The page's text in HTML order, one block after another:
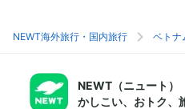
NEWT海外旅行・国内旅行 ベトナ
NEWT（ニュート）
かしこい、おトク、